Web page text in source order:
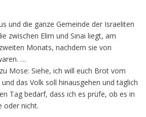
und die ganze Gemeinde der Israeliten
zwischen Elim und Sinai liegt, am
Monats, nachdem sie von
…
Mose: Siehe, ich will euch Brot vom
das Volk soll hinausgehen und täglich
Tag bedarf, dass ich es prüfe, ob es in
oder nicht.